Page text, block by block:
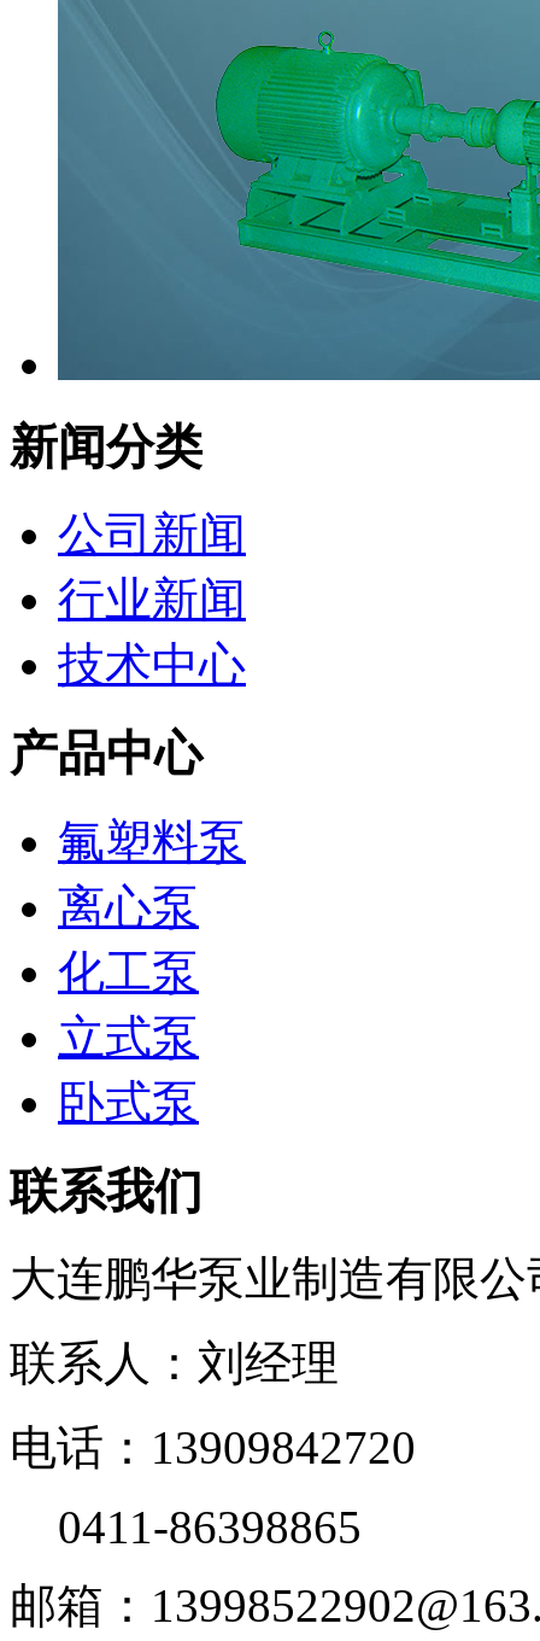
新闻分类
公司新闻
行业新闻
技术中心
产品中心
氟塑料泵
离心泵
化工泵
立式泵
卧式泵
联系我们
大连鹏华泵业制造有限公
联系人：刘经理
电话：13909842720
0411-86398865
邮箱：